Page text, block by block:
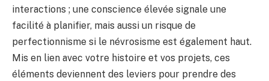
interactions ; une conscience élevée signale une
facilité à planifier, mais aussi un risque de
perfectionnisme si le névrosisme est également haut.
Mis en lien avec votre histoire et vos projets, ces
éléments deviennent des leviers pour prendre des